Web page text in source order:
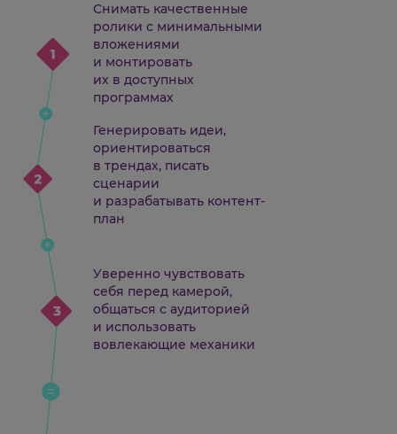
Снимать качественные
ролики с минимальными
вложениями
и монтировать
их в доступных
программах
Генерировать идеи,
ориентироваться
в трендах, писать
сценарии
и разрабатывать контент-
план
Уверенно чувствовать
себя перед камерой,
общаться с аудиторией
и использовать
вовлекающие механики